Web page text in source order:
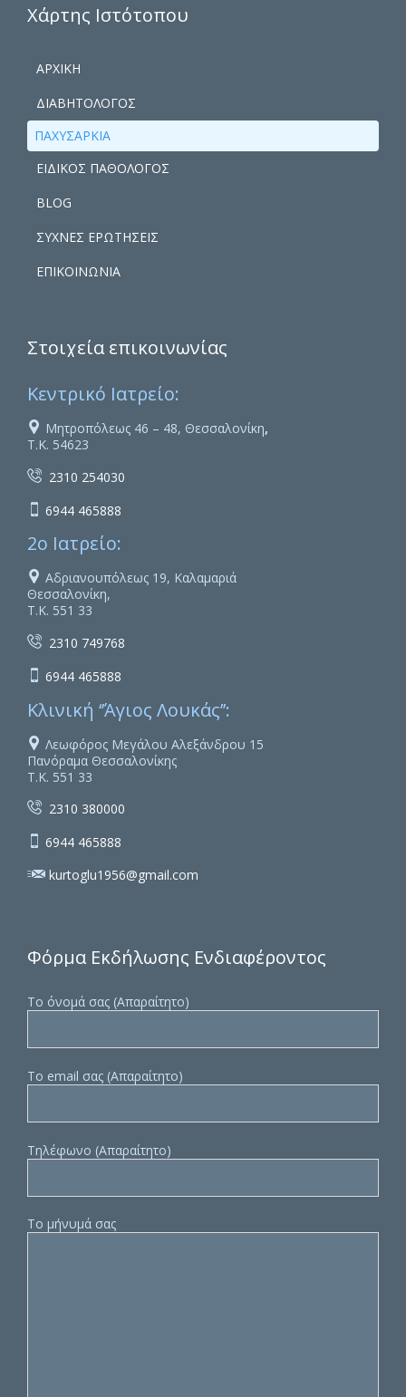
Χάρτης Ιστότοπου
ΑΡΧΙΚΗ
ΔΙΑΒΗΤΟΛΟΓΟΣ
ΠΑΧΥΣΑΡΚΙΑ
ΕΙΔΙΚΟΣ ΠΑΘΟΛΟΓΟΣ
BLOG
ΣΥΧΝΕΣ ΕΡΩΤΗΣΕΙΣ
ΕΠΙΚΟΙΝΩΝΙΑ
Στοιχεία επικοινωνίας
Κεντρικό Ιατρείο:
 Μητροπόλεως 46 – 48, Θεσσαλονίκη,
Τ.Κ. 54623
 2310 254030
 6944 465888
2ο Ιατρείο:
 Αδριανουπόλεως 19, Καλαμαριά
Θεσσαλονίκη,
Τ.Κ. 551 33
 2310 749768
 6944 465888
Κλινική ‘’Άγιος Λουκάς’’:
 Λεωφόρος Μεγάλου Αλεξάνδρου 15
Πανόραμα Θεσσαλονίκης
Τ.Κ. 551 33
 2310 380000
 6944 465888
 kurtoglu1956@gmail.com
Φόρμα Εκδήλωσης Ενδιαφέροντος
Το όνομά σας (Απαραίτητο)
Το email σας (Απαραίτητο)
Τηλέφωνο (Απαραίτητο)
Το μήνυμά σας